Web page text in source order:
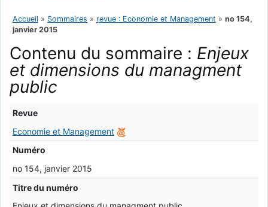
Accueil » Sommaires » revue : Economie et Management » no 154,
janvier 2015
Contenu du sommaire : Enjeux
et dimensions du managment
public
Revue
Economie et Management
Numéro
no 154, janvier 2015
Titre du numéro